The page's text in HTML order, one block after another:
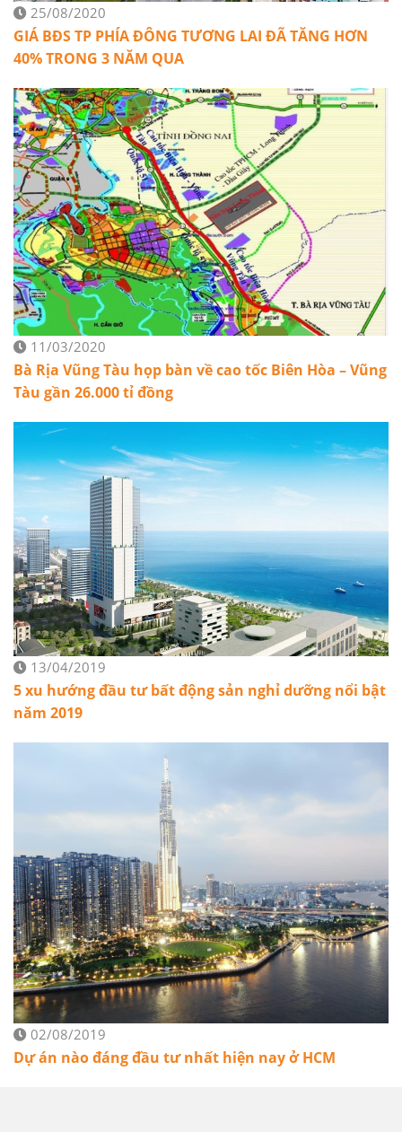
25/08/2020
GIÁ BĐS TP PHÍA ĐÔNG TƯƠNG LAI ĐÃ TĂNG HƠN
40% TRONG 3 NĂM QUA
11/03/2020
Bà Rịa Vũng Tàu họp bàn về cao tốc Biên Hòa – Vũng
Tàu gần 26.000 tỉ đồng
13/04/2019
5 xu hướng đầu tư bất động sản nghỉ dưỡng nổi bật
năm 2019
02/08/2019
Dự án nào đáng đầu tư nhất hiện nay ở HCM